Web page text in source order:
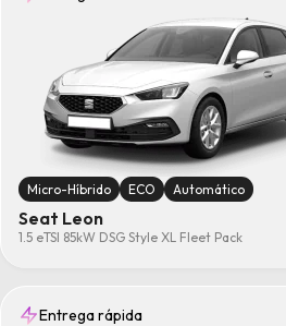
Combustible
Diesel(1)
Gasolina(3)
Micro-Híbrido(1)
Micro-Híbrido ECO Automático
Seat Leon
1.5 eTSI 85kW DSG Style XL Fleet Pack
Entrega rápida